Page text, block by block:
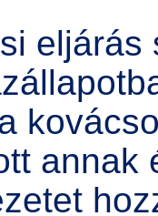
annak